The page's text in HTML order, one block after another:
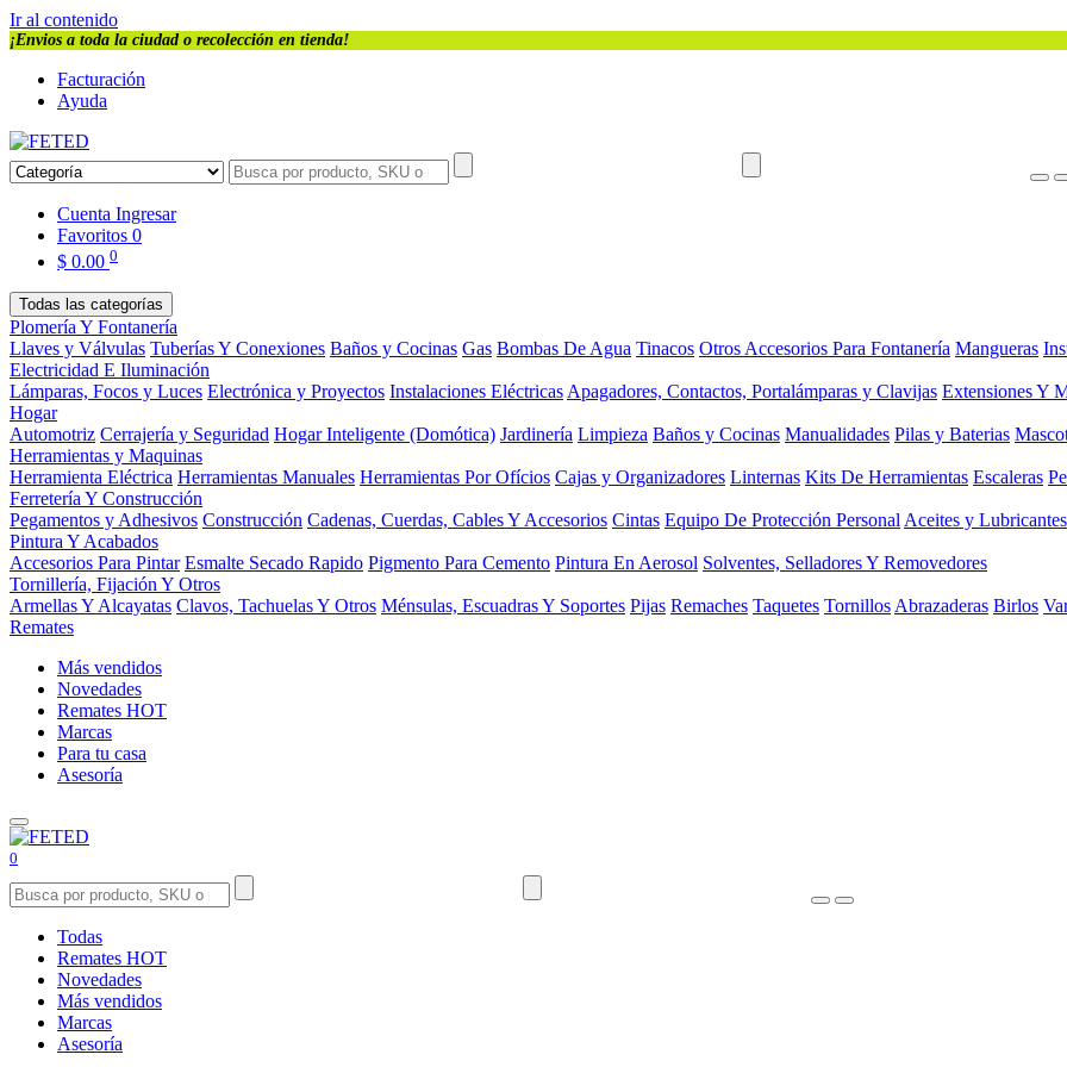
Ir al contenido
¡Envios a toda la ciudad o recolección en tienda!
Facturación
Ayuda
Cuenta Ingresar
Favoritos 0
$ 0.00 0
Todas las categorías
Plomería Y Fontanería
Llaves y Válvulas Tuberías Y Conexiones Baños y Cocinas Gas Bombas De Agua Tinacos Otros Accesorios Para Fontanería Mangueras
Electricidad E Iluminación
Lámparas, Focos y Luces Electrónica y Proyectos Instalaciones Eléctricas Apagadores, Contactos, Portalámparas y Clavijas Extensiones Y
Hogar
Automotriz Cerrajería y Seguridad Hogar Inteligente (Domótica) Jardinería Limpieza Baños y Cocinas Manualidades Pilas y Baterias
Herramientas y Maquinas
Herramienta Eléctrica Herramientas Manuales Herramientas Por Ofícios Cajas y Organizadores Linternas Kits De Herramientas Escaleras
Ferretería Y Construcción
Pegamentos y Adhesivos Construcción Cadenas, Cuerdas, Cables Y Accesorios Cintas Equipo De Protección Personal Aceites y Lubricantes
Pintura Y Acabados
Accesorios Para Pintar Esmalte Secado Rapido Pigmento Para Cemento Pintura En Aerosol Solventes, Selladores Y Removedores
Tornillería, Fijación Y Otros
Armellas Y Alcayatas Clavos, Tachuelas Y Otros Ménsulas, Escuadras Y Soportes Pijas Remaches Taquetes Tornillos Abrazaderas Birlos
Remates
Más vendidos
Novedades
Remates HOT
Marcas
Para tu casa
Asesoría
0
Todas
Remates HOT
Novedades
Más vendidos
Marcas
Asesoría